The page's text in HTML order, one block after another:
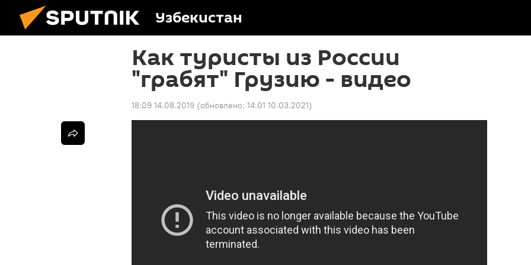
Узбекистан
Как туристы из России
"грабят" Грузию - видео
18:09 14.08.2019 (обновлено: 14:01 10.03.2021)